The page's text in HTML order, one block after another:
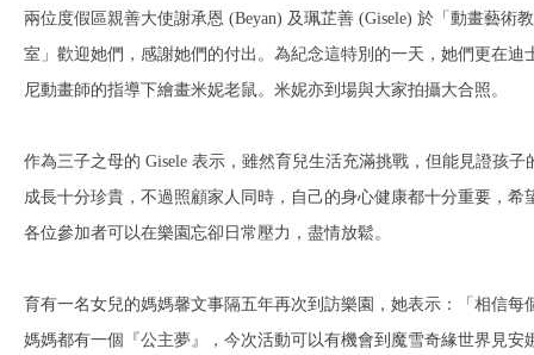
兩位度假區親善大使謝承恩 (Beyan) 及珮芷善 (Gisele) 於「動畫藝術教
室」歡迎她們，感謝她們的付出。為紀念這特別的一天，她們更在迪
尼動畫師的指導下繪畫米妮老鼠。米妮亦到場與大家拍攝大合照。
作為三子之母的 Gisele 表示，雖然育兒生活充滿挑戰，但能見證孩子
成長十分珍貴，不過照顧家人同時，自己的身心健康都十分重要，希
各位參加者可以在樂園忘卻日常壓力，盡情放鬆。
育有一名女兒的媽媽馨文事隔五年再次到訪樂園，她表示：「相信每
媽媽都有一個『公主夢』，今次活動可以有機會到魔雪奇緣世界見安